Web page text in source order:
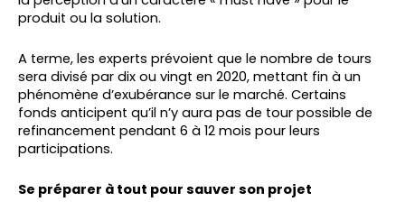
produit ou la solution.
A terme, les experts prévoient que le nombre de tours
sera divisé par dix ou vingt en 2020, mettant fin à un
phénomène d’exubérance sur le marché. Certains
fonds anticipent qu’il n’y aura pas de tour possible de
refinancement pendant 6 à 12 mois pour leurs
participations.
Se préparer à tout pour sauver son projet